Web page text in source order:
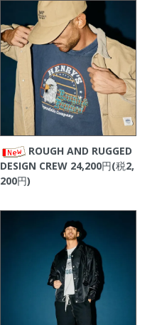
ROUGH AND RUGGED
DESIGN CREW24,200円(税2,
200円)